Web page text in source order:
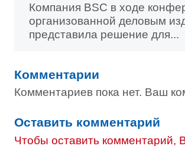
Компания BSC в ходе
организованной деловым
представила решение для...
Комментарии
Комментариев пока нет. Ваш
Оставить комментарий
Чтобы оставить